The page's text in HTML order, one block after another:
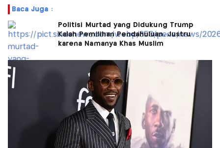
Baca Juga :
Politisi Murtad yang Didukung Trump
Kalah Pemilihan Pendahuluan, Justru
karena Namanya Khas Muslim